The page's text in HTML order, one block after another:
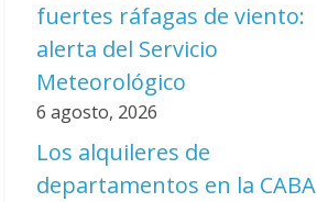
fuertes ráfagas de viento:
alerta del Servicio
Meteorológico
6 agosto, 2026
Los alquileres de
departamentos en la CABA